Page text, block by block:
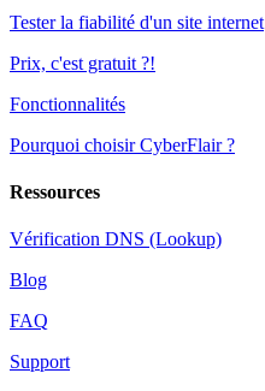
Tester la fiabilité d'un site internet
Prix, c'est gratuit ?!
Fonctionnalités
Pourquoi choisir CyberFlair ?
Ressources
Vérification DNS (Lookup)
Blog
FAQ
Support